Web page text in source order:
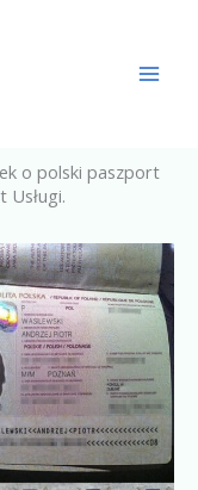
o polski paszport
Usługi.